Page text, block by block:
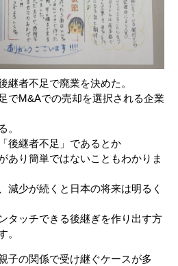
継者不足で廃業を決めた。
でM&Aでの売却を選択される企業
。
後継者不足」であるとか
あり簡単ではないこともわかりま
減少が続くと日本の将来は明るく
タッチできる後継ぎを作り出す方
。
子の関係で受け継ぐケースが多